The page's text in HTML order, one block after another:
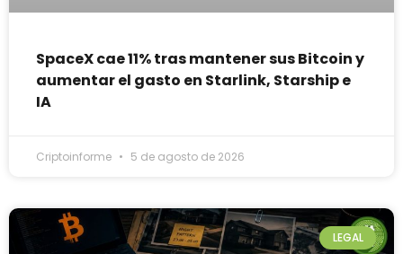
SpaceX cae 11% tras mantener sus Bitcoin y
aumentar el gasto en Starlink, Starship e
IA
Criptoinforme 5 de agosto de 2026
LEGAL